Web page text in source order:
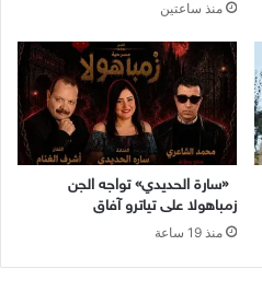
منذ ساعتين
«سارة الحديدي» تواجه الجن
زمباهولا على تياترو آفاق
منذ 19 ساعة